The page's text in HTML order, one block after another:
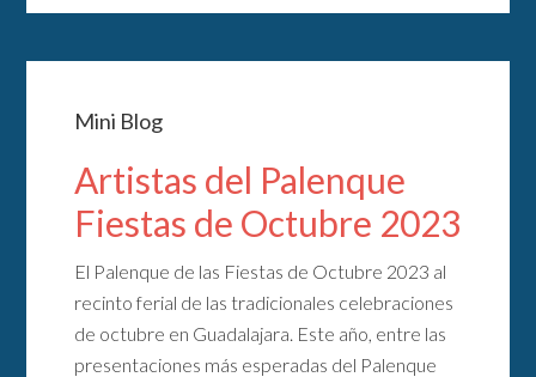
Mini Blog
Artistas del Palenque
Fiestas de Octubre 2023
El Palenque de las Fiestas de Octubre 2023 al
recinto ferial de las tradicionales celebraciones
de octubre en Guadalajara. Este año, entre las
presentaciones más esperadas del Palenque